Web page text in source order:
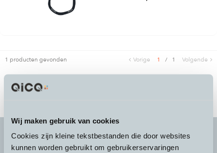
Wij maken gebruik van cookies
Cookies zijn kleine tekstbestanden die door websites
kunnen worden gebruikt om gebruikerservaringen
1 producten gevonden Vorige 1 / 1 Volgende